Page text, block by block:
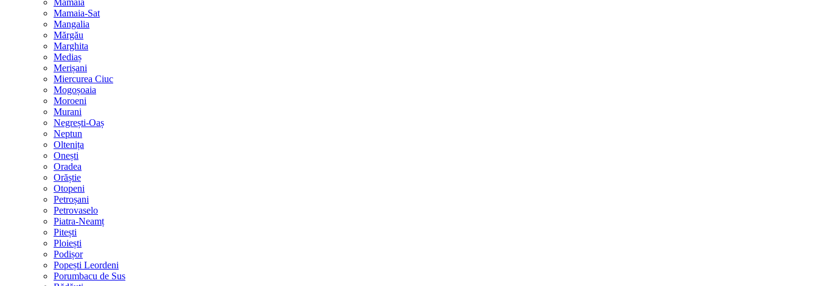
Mamaia
Mamaia-Sat
Mangalia
Mărgău
Marghita
Mediaș
Merișani
Miercurea Ciuc
Mogoșoaia
Moroeni
Murani
Negrești-Oaș
Neptun
Oltenița
Onești
Oradea
Orăștie
Otopeni
Petroșani
Petrovaselo
Piatra-Neamț
Pitești
Ploiești
Podișor
Popești Leordeni
Porumbacu de Sus